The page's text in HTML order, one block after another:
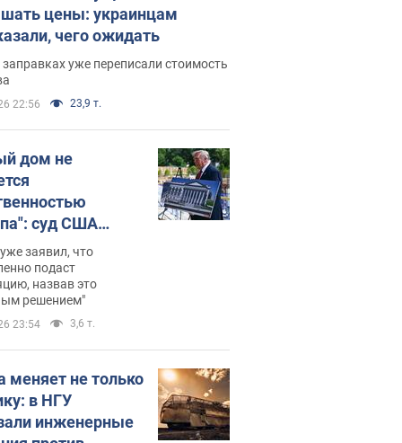
цены: украинцам
чего ожидать
уже переписали стоимость
22:56 23,9 т.
дом не
суд США
зала
400 млн
заявил, что
подаст
назвав это
решением"
23:54 3,6 т.
меняет не только
в НГУ
инженерные